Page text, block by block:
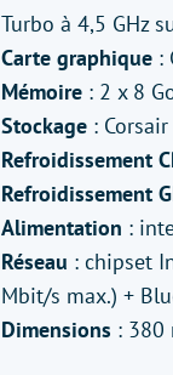
Turbo à 4,5 GHz
Carte graphique :
Mémoire : 2 x 8
Stockage :
Refroidissement
Refroidissement
Alimentation :
Réseau : chipset
Mbit/s max.) +
Dimensions : 380